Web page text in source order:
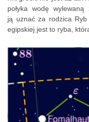
połyka wodę
ją uznać za rodzica
egipskiej jest to ryba,